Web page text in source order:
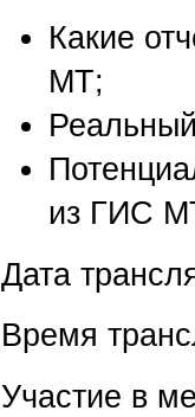
Какие
МТ;
из ГИС
Дата
Время
Участие в